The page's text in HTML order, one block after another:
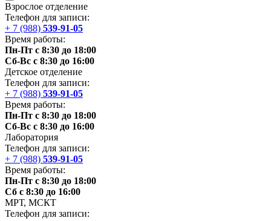
Взрослое отделение
Телефон для записи:
+ 7 (988) 539-91-05
Время работы:
Пн-Пт с 8:30 до 18:00
Сб-Вс с 8:30 до 16:00
Детское отделение
Телефон для записи:
+ 7 (988) 539-91-05
Время работы:
Пн-Пт с 8:30 до 18:00
Сб-Вс с 8:30 до 16:00
Лаборатория
Телефон для записи:
+ 7 (988) 539-91-05
Время работы:
Пн-Пт с 8:30 до 18:00
Сб с 8:30 до 16:00
МРТ, МСКТ
Телефон для записи: